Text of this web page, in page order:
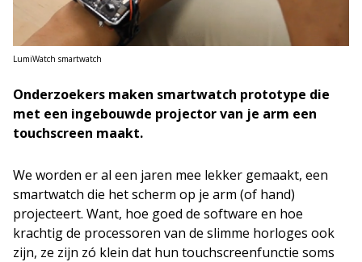
LumiWatch smartwatch
Onderzoekers maken smartwatch prototype die
met een ingebouwde projector van je arm een
touchscreen maakt.
We worden er al een jaren mee lekker gemaakt, een
smartwatch die het scherm op je arm (of hand)
projecteert. Want, hoe goed de software en hoe
krachtig de processoren van de slimme horloges ook
zijn, ze zijn zó klein dat hun touchscreenfunctie soms